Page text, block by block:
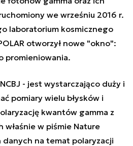
we wrześniu 2016 r.
laboratorium kosmicznego
otworzył nowe "okno":
promieniowania.
- jest wystarczająco duży i
pomiary wielu błysków i
kwantów gamma z
właśnie w piśmie Nature
na temat polaryzacji